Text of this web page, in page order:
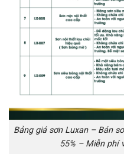
Bảng giá sơn Luxan – Bán
55% – Miễn phí